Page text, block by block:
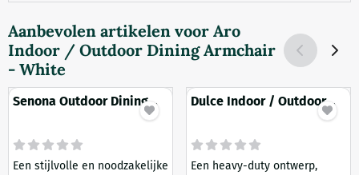
Aanbevolen artikelen voor Aro
Indoor / Outdoor Dining Armchair
- White
Senona Outdoor Dining
Een stijlvolle en noodzakelijke
Dulce Indoor / Outdoor
Dining Armchair - Black
Een heavy-duty ontwerp,